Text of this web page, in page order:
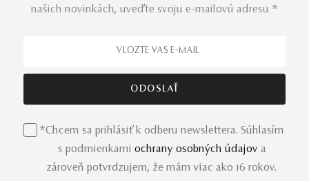
našich novinkách, uveďte svoju e-mailovú adresu *
*Chcem sa prihlásiť k odberu newslettera. Súhlasím
s podmienkami ochrany osobných údajov a
zároveň potvrdzujem, že mám viac ako 16 rokov.